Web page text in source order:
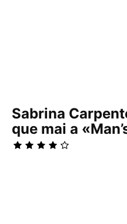
Sabrina
que mai a